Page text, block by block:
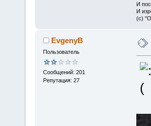
И
И
(с)
EvgenyB
Пользователь
Сообщений: 201
Репутация: 27